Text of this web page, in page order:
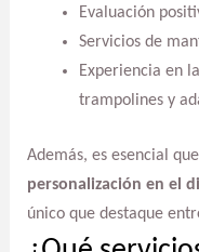
Evaluación
Servicios de
Experiencia en
trampolines y
Además, es esencial
personalización en el
único que destaque